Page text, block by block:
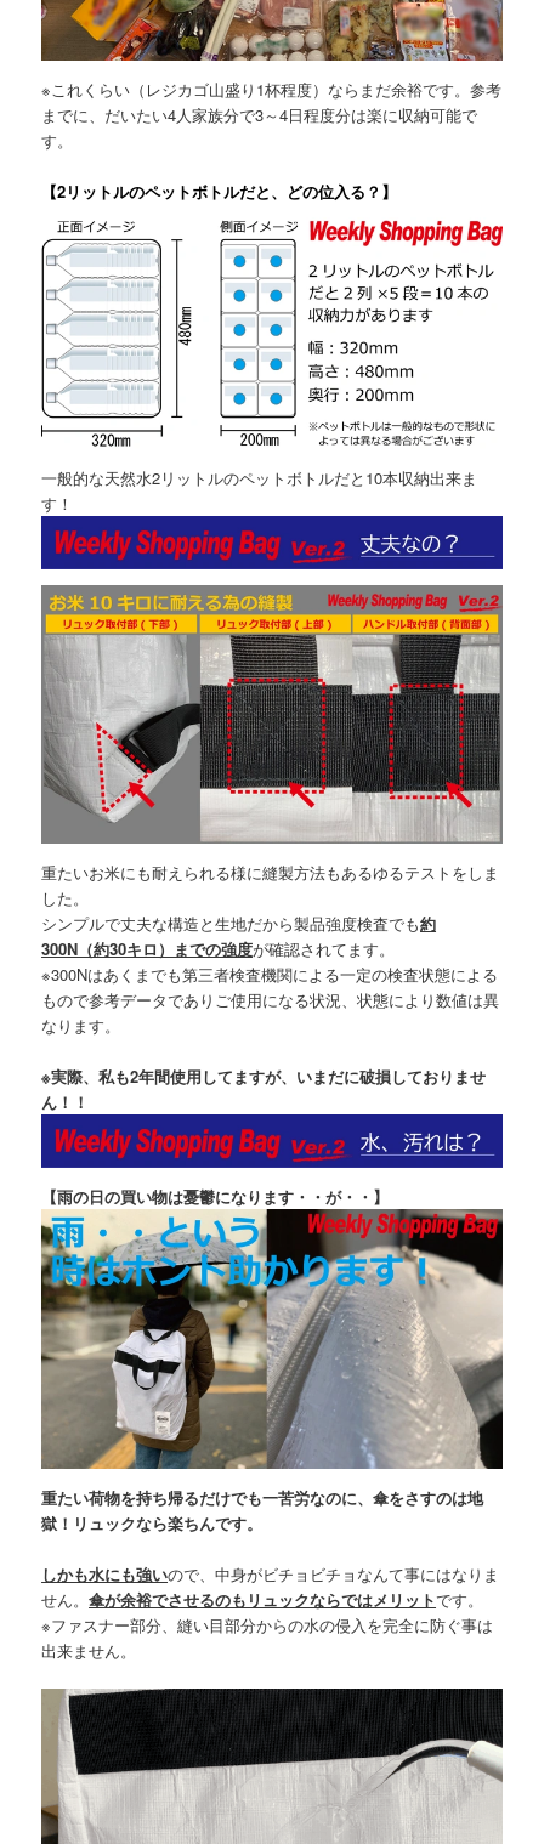
※これくらい（レジカゴ山盛り1杯程度）ならまだ余裕です。参考
までに、だいたい4人家族分で3～4日程度分は楽に収納可能で
す。
【2リットルのペットボトルだと、どの位入る？】
一般的な天然水2リットルのペットボトルだと10本収納出来ま
す！
重たいお米にも耐えられる様に縫製方法もあるゆるテストをしま
した。
シンプルで丈夫な構造と生地だから製品強度検査でも約
300N（約30キロ）までの強度が確認されてます。
※300Nはあくまでも第三者検査機関による一定の検査状態による
もので参考データでありご使用になる状況、状態により数値は異
なります。
※実際、私も2年間使用してますが、いまだに破損しておりませ
ん！！
【雨の日の買い物は憂鬱になります・・が・・】
重たい荷物を持ち帰るだけでも一苦労なのに、傘をさすのは地
獄！リュックなら楽ちんです。
しかも水にも強いので、中身がビチョビチョなんて事にはなりま
せん。傘が余裕でさせるのもリュックならではメリットです。
※ファスナー部分、縫い目部分からの水の侵入を完全に防ぐ事は
出来ません。